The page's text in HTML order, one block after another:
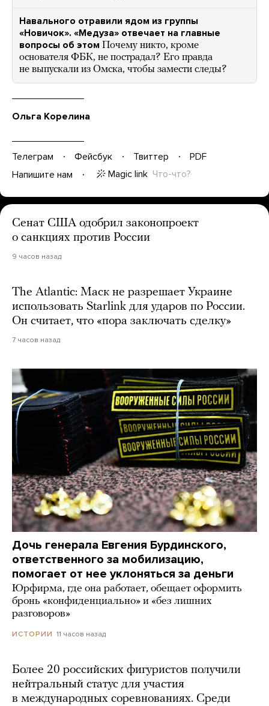
Навального отравили ядом из группы
«Новичок». «Медуза» отвечает на главные
вопросы об этом Почему никто, кроме
основателя ФБК, не пострадал? Его правда
не выпускали из Омска, чтобы замести следы?
Ольга Корелина
Телеграм Фейсбук Твиттер
PDF
Напишите нам
Magic link Что-что?
Сенат США одобрил законопроект
о санкциях против России
9 часов назад
The Atlantic: Маск не разрешает Украине
использовать Starlink для ударов по России.
Он считает, что «пора заключать сделку»
7 часов назад
Дочь генерала Евгения Бурдинского,
ответственного за мобилизацию,
помогает от нее уклоняться за деньги
Юрфирма, где она работает, обещает оформить
бронь «конфиденциально» и «без лишних
разговоров»
ИСТОРИИ 11 часов назад
Более 20 российских фигуристов получили
нейтральный статус для участия
в международных соревнованиях. Среди